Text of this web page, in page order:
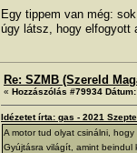
Egy tippem van még:
úgy látsz, hogy elfogyott
Re: SZMB (Szereld
« Hozzászólás #79934 Dátum:
Idézetet írta: gas - 2021
A motor tud olyat csinálni,
Gyújtásra világít, amint beindul